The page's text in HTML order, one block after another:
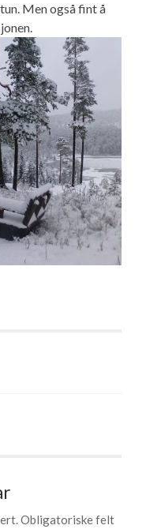
Men også fint å
Obligatoriske felt